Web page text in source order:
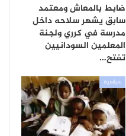
ضابط بالمعاش ومعتمد
سابق يشهر سلاحه داخل
مدرسة في كرري ولجنة
المعلمين السودانيين
تفتح…
سياسية